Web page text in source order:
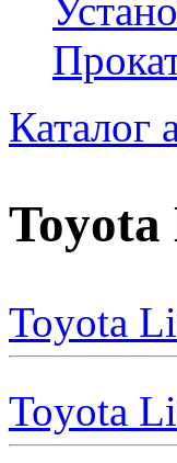
Каталог
Toyota
Toyota
Toyota